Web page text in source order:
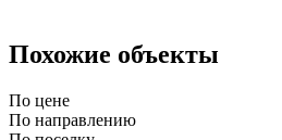
Похожие объекты
По цене
По направлению